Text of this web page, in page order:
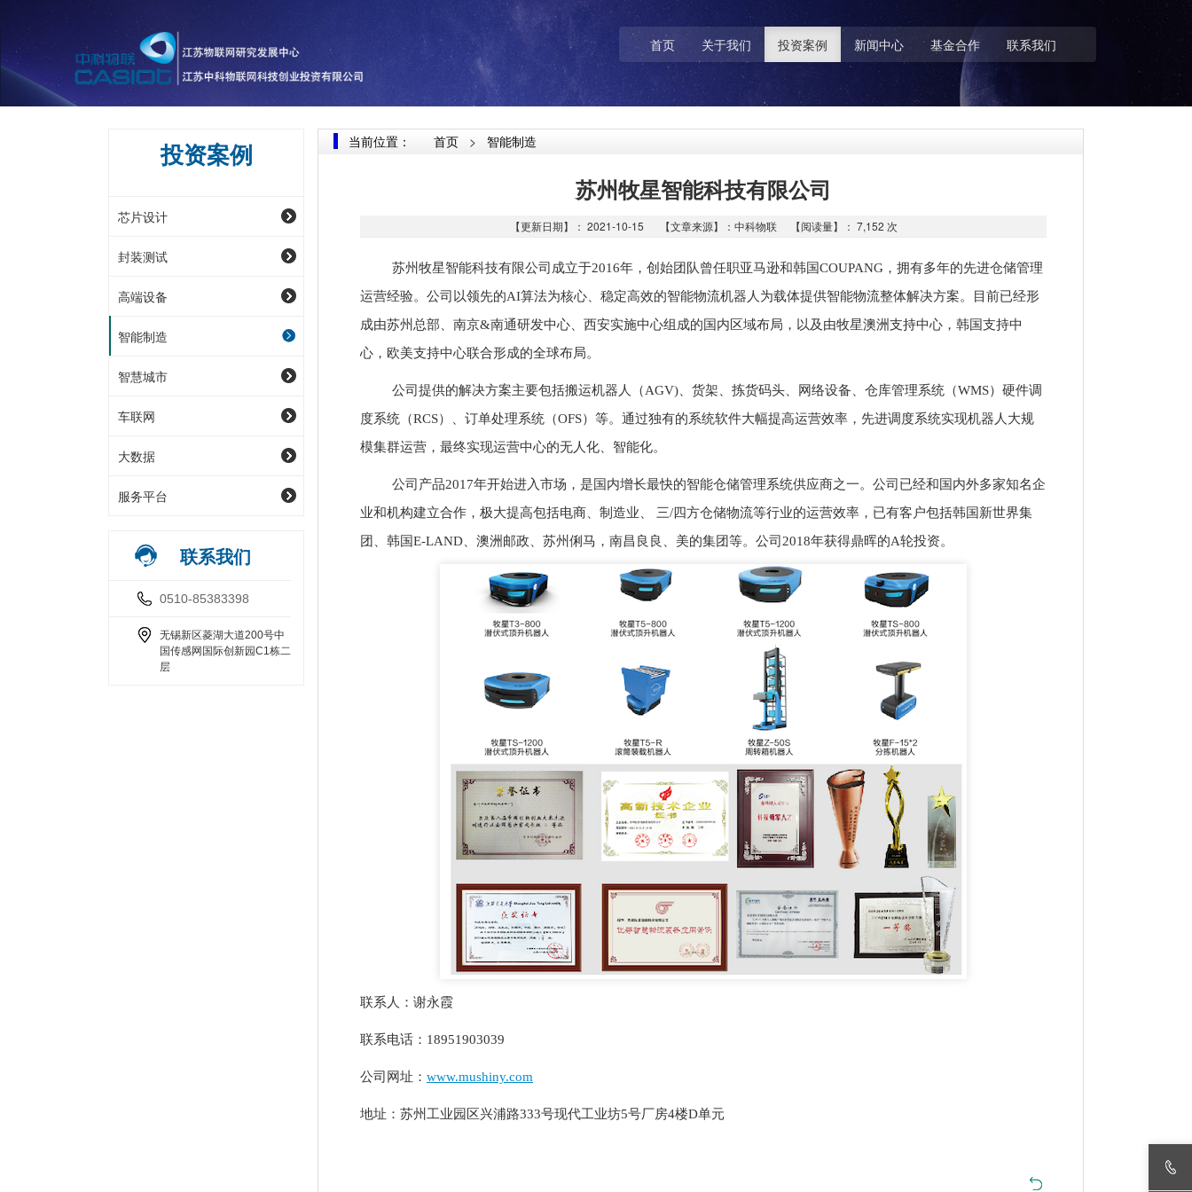
首页 关于我们 投资案例 新闻中心 基金合作 联系我们
投资案例
芯片设计
封装测试
高端设备
智能制造
智慧城市
车联网
大数据
服务平台
联系我们
0510-85383398
无锡新区菱湖大道200号中
国传感网国际创新园C1栋二
层
当前位置： 首页 > 智能制造
苏州牧星智能科技有限公司
【更新日期】： 2021-10-15 【文章来源】：中科物联 【阅读量】： 7,152 次
苏州牧星智能科技有限公司成立于2016年，创始团队曾任职亚马逊和韩国COUPANG，拥有多年的先进仓储管理
运营经验。公司以领先的AI算法为核心、稳定高效的智能物流机器人为载体提供智能物流整体解决方案。目前已经形
成由苏州总部、南京&南通研发中心、西安实施中心组成的国内区域布局，以及由牧星澳洲支持中心，韩国支持中
心，欧美支持中心联合形成的全球布局。
公司提供的解决方案主要包括搬运机器人（AGV)、货架、拣货码头、网络设备、仓库管理系统（WMS）硬件调
度系统（RCS）、订单处理系统（OFS）等。通过独有的系统软件大幅提高运营效率，先进调度系统实现机器人大规
模集群运营，最终实现运营中心的无人化、智能化。
公司产品2017年开始进入市场，是国内增长最快的智能仓储管理系统供应商之一。公司已经和国内外多家知名企
业和机构建立合作，极大提高包括电商、制造业、 三/四方仓储物流等行业的运营效率，已有客户包括韩国新世界集
团、韩国E-LAND、澳洲邮政、苏州俐马，南昌良良、美的集团等。公司2018年获得鼎晖的A轮投资。
联系人：谢永霞
联系电话：18951903039
公司网址： www.mushiny.com
地址：苏州工业园区兴浦路333号现代工业坊5号厂房4楼D单元